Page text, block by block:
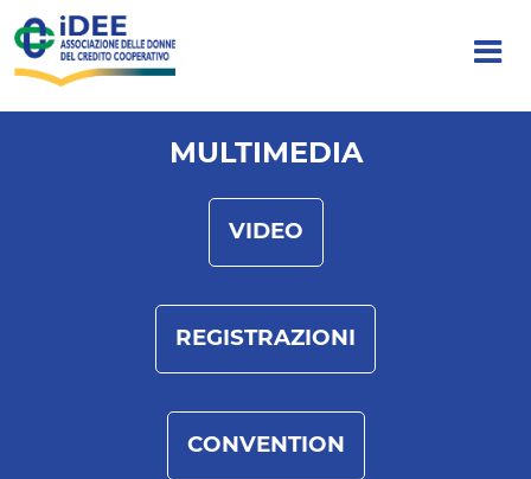
MULTIMEDIA
VIDEO
REGISTRAZIONI
CONVENTION